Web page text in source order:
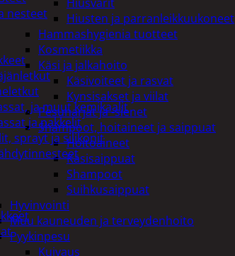
Hiusten ja parranleikkuukoneet
Hammashygienia tuotteet
Kosmetiikka
Käsi ja jalkahoito
Käsivoiteet ja rasvat
Kynsisakset ja viilat
Pesuharjat ja -sienet
Shampoot, hoitaineet ja saippuat
Hoitoaineet
Käsisaippuat
Shampoot
Suihkusaippuat
Hyvinvointi
Muu kauneuden ja terveydenhoito
Pyykinpesu
Kuivaus
nesteet
ja muut kemikaalit
ja pakkelit
sprayt ja silikonit